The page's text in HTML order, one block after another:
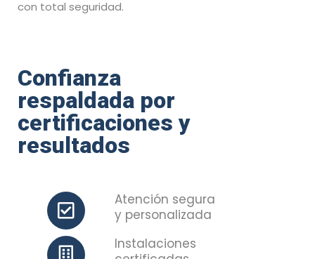
con total seguridad.
Confianza
respaldada por
certificaciones y
resultados
Atención segura
y personalizada
Instalaciones